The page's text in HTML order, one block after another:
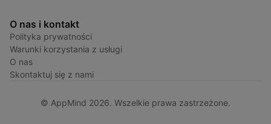
O nas i kontakt
Polityka prywatności
Warunki korzystania z usługi
O nas
Skontaktuj się z nami
© AppMind 2026. Wszelkie prawa zastrzeżone.